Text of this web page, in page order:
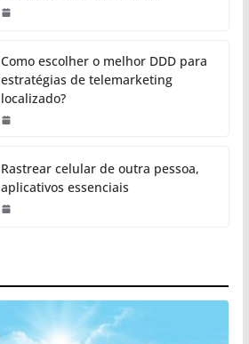
Como escolher o melhor DDD para
estratégias de telemarketing
localizado?
Rastrear celular de outra pessoa,
aplicativos essenciais